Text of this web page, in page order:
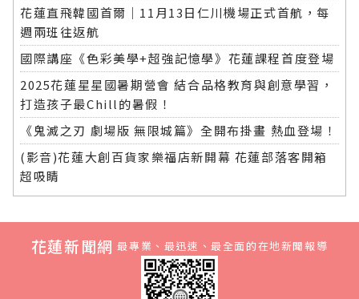
花蓮直飛韓國首爾｜11月13日仁川機場正式首航，每
週兩班往返航
國際講座《色彩美學+超強記憶學》花蓮課程首度登場
2025花蓮星星國暑期營會 結合品格教育與創意學習，
打造孩子最Chill的暑假！
《鬼滅之刃 劇場版 無限城篇》全開布掛畫 熱血登場！
(影音)花蓮大創百貨家樂福店新開幕 花蓮部落客開箱
超吸睛
花蓮新聞網 最專業、最迅速、最全面的在地新聞報導